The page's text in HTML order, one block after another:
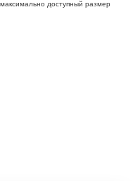
доступный размер